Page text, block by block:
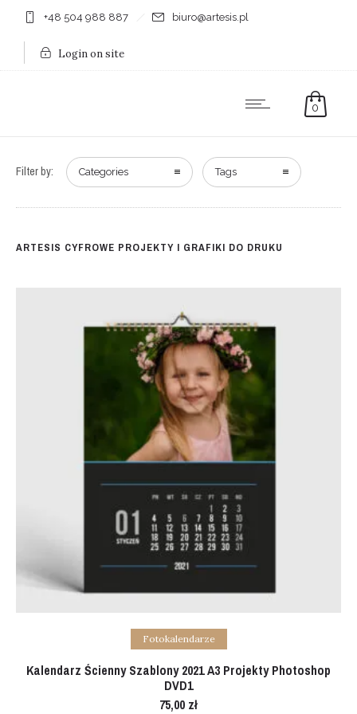
+48 504 988 887 biuro@artesis.pl
Login on site
0
Filter by: Categories Tags
ARTESIS CYFROWE PROJEKTY I GRAFIKI DO DRUKU
Add to cart
Fotokalendarze
Kalendarz Ścienny Szablony 2021 A3 Projekty Photoshop
DVD1
75,00 zł